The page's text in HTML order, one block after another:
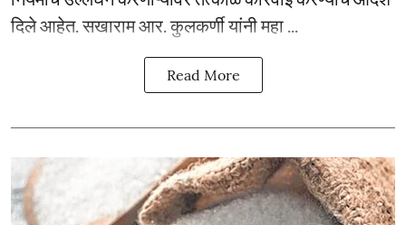
दिले आहेत. सखाराम आर. कुलकर्णी यांनी महा ...
Read More